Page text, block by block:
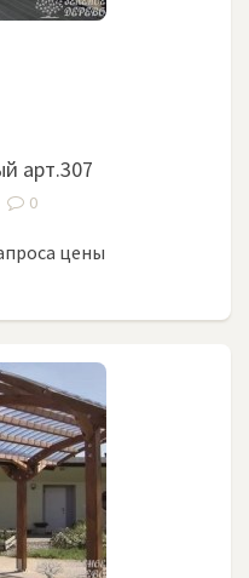
арт.307
0
цены